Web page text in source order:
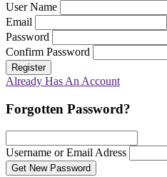
User Name
Email
Password
Confirm Password
Register
Already Has An Account
Forgotten Password?
Username or Email Adress
Get New Password